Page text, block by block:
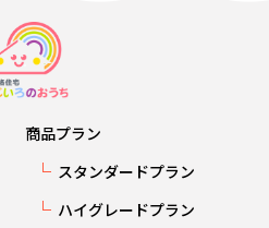
商品プラン
スタンダードプラン
ハイグレードプラン